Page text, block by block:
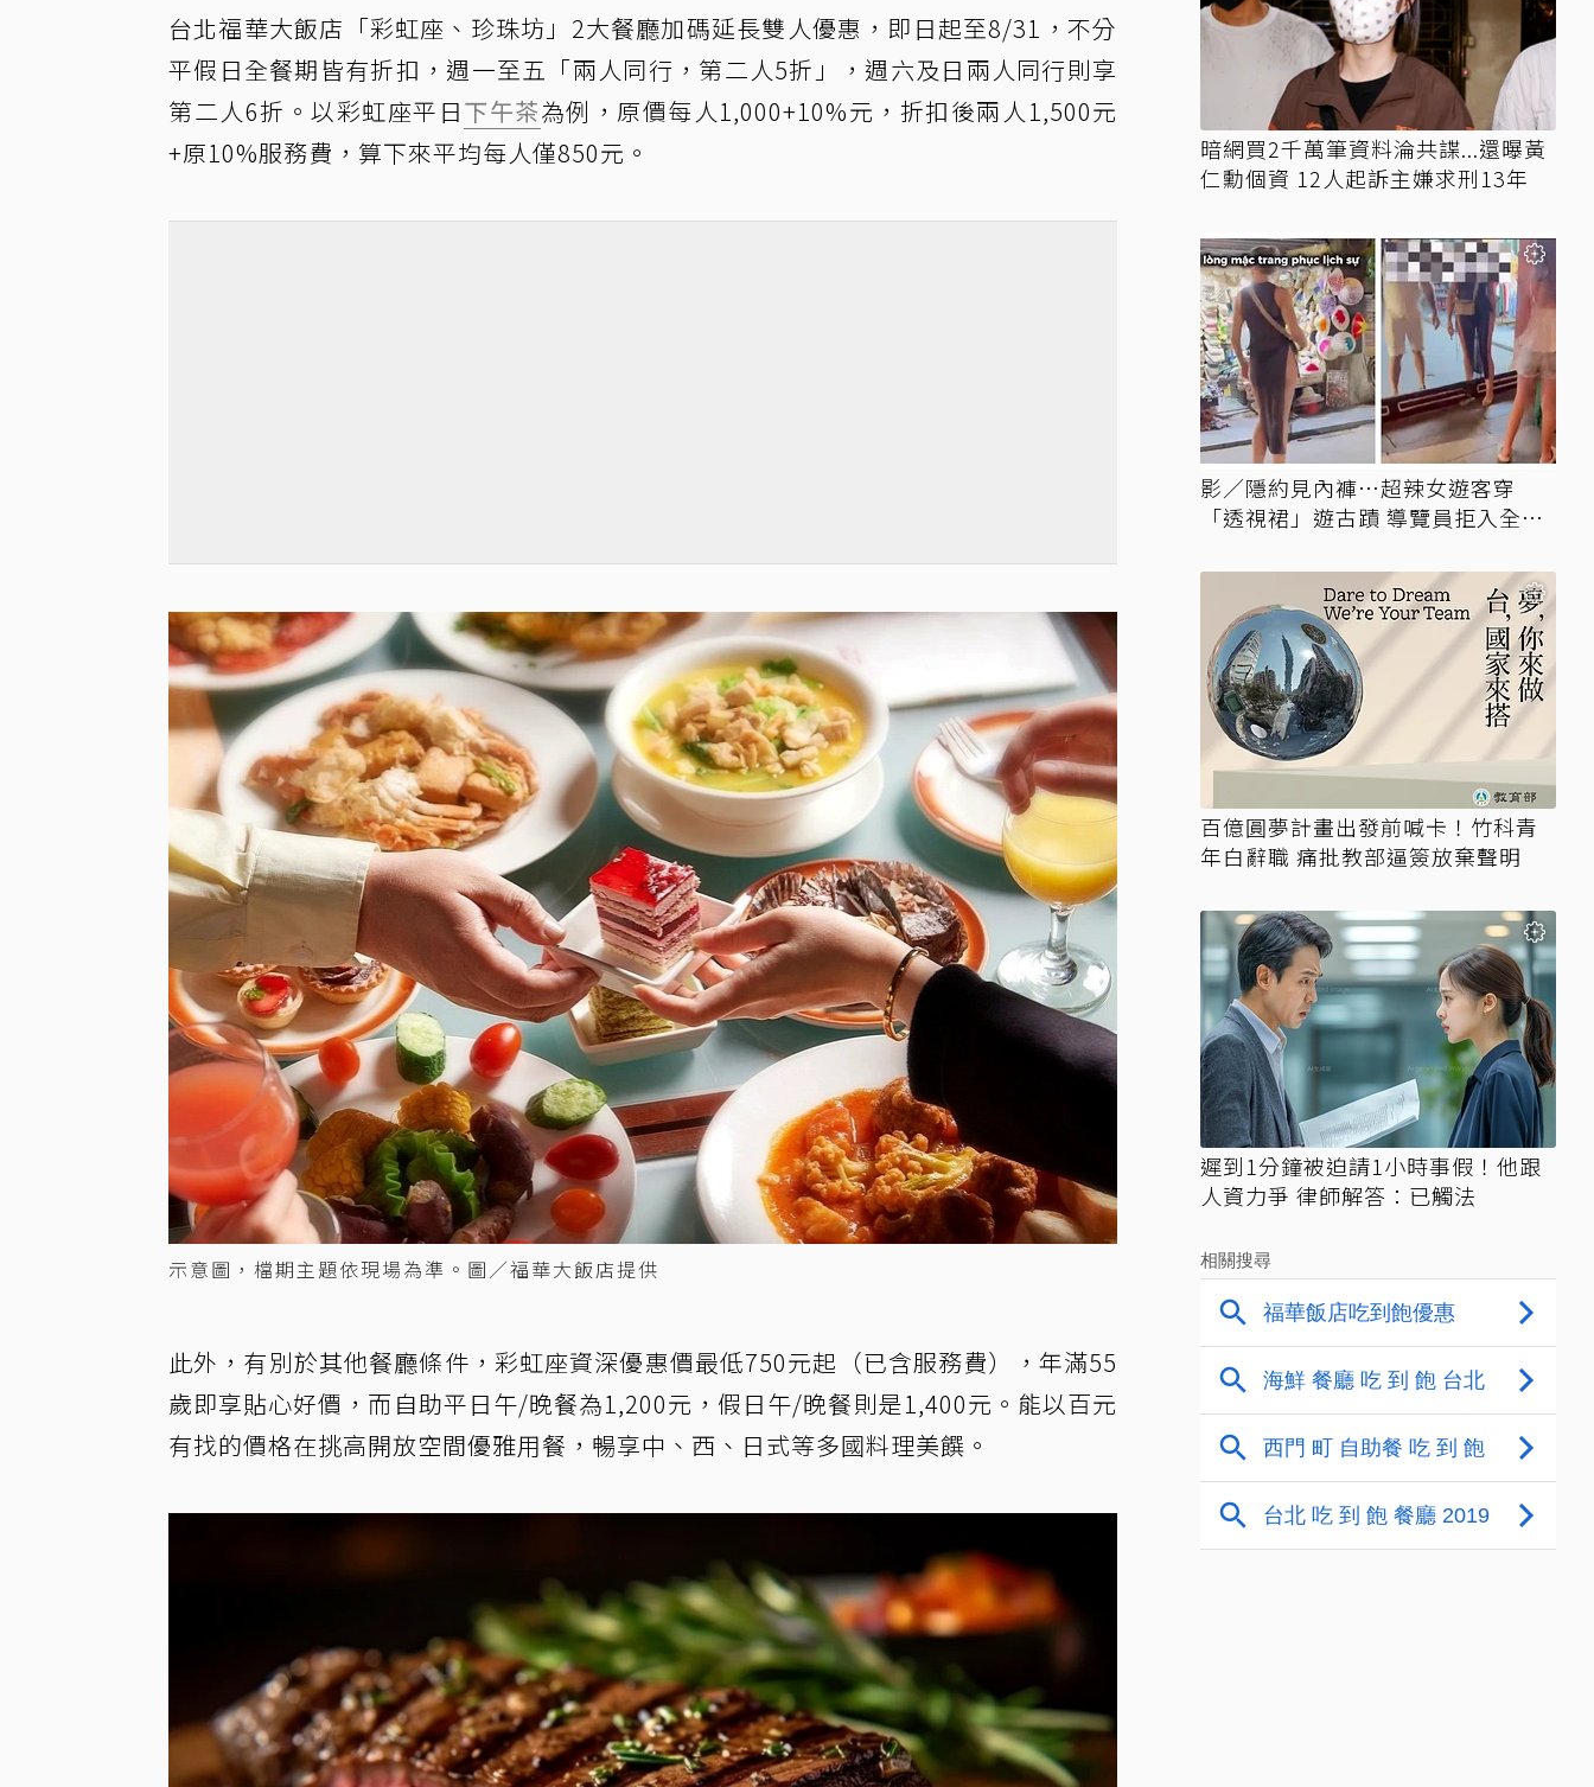
台北福華大飯店「彩虹座、珍珠坊」2大餐廳加碼延長雙人優惠，即日起至8/31，不分
平假日全餐期皆有折扣，週一至五「兩人同行，第二人5折」，週六及日兩人同行則享
第二人6折。以彩虹座平日下午茶為例，原價每人1,000+10%元，折扣後兩人1,500元
+原10%服務費，算下來平均每人僅850元。
示意圖，檔期主題依現場為準。圖／福華大飯店提供
此外，有別於其他餐廳條件，彩虹座資深優惠價最低750元起（已含服務費），年滿55
歲即享貼心好價，而自助平日午/晚餐為1,200元，假日午/晚餐則是1,400元。能以百元
有找的價格在挑高開放空間優雅用餐，暢享中、西、日式等多國料理美饌。
暗網買2千萬筆資料淪共諜...還曝黃
仁勳個資 12人起訴主嫌求刑13年
影／隱約見內褲…超辣女遊客穿
「透視裙」遊古蹟 導覽員拒入全網
百億圓夢計畫出發前喊卡！竹科青
年白辭職 痛批教部逼簽放棄聲明
遲到1分鐘被迫請1小時事假！他跟
人資力爭 律師解答：已觸法